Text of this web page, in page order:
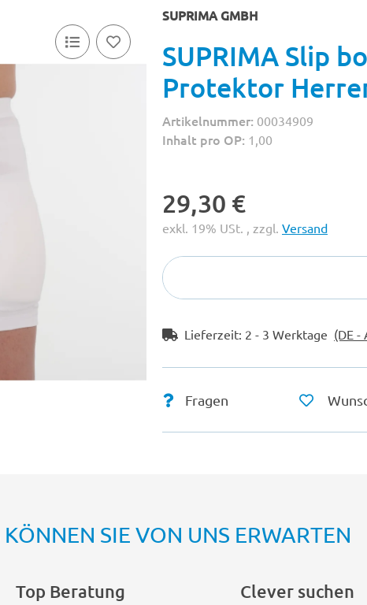
SUPRIMA GMBH
SUPRIMA Slip
Protektor
Artikelnummer: 00034909
Inhalt pro OP: 1,00
29,30 €
exkl. 19% USt. , zzgl. Versand
Lieferzeit: 2 - 3 Werktage (DE -
Fragen
KÖNNEN SIE VON UNS ERWARTEN
Top Beratung Clever suchen